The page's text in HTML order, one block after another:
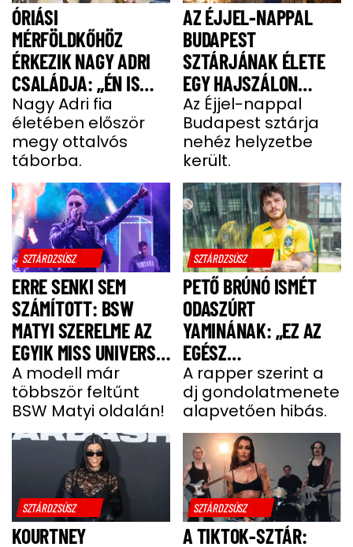
ÓRIÁSI
MÉRFÖLDKŐHÖZ
ÉRKEZIK NAGY ADRI
CSALÁDJA: „ÉN IS
UGYANÚGY IZGULOK,
MINT Ő”
Nagy Adri fia
életében először
megy ottalvós
táborba.
AZ ÉJJEL-NAPPAL
BUDAPEST
SZTÁRJÁNAK ÉLETE
EGY HAJSZÁLON
LÓGOTT – SÖTÉT
IDŐSZAKBÓL
MENEKÜLT MEG A
SZTÁRAPUKA
Az Éjjel-nappal
Budapest sztárja
nehéz helyzetbe
került.
SZTÁRDZSÚSZ
ERRE SENKI SEM
SZÁMÍTOTT: BSW
MATYI SZERELME AZ
EGYIK MISS UNIVERSE
HUNGARY VERSENYZŐ
A modell már
többször feltűnt
BSW Matyi oldalán!
SZTÁRDZSÚSZ
PETŐ BRÚNÓ ISMÉT
ODASZÚRT
YAMINÁNAK: „EZ AZ
EGÉSZ
GONDOLATMENET
ZSÁKUTCA”
A rapper szerint a
dj gondolatmenete
alapvetően hibás.
SZTÁRDZSÚSZ
KOURTNEY
SZTÁRDZSÚSZ
A TIKTOK-SZTÁR: